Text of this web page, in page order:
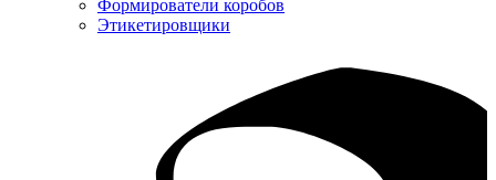
Формирователи коробов
Этикетировщики